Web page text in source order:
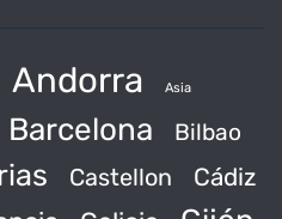
Andorra Asia
Barcelona Bilbao
Castellon Cádiz